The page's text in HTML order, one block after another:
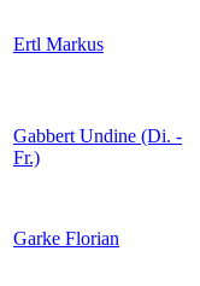
Ertl Markus
Gabbert Undine (Di. -
Fr.)
Garke Florian